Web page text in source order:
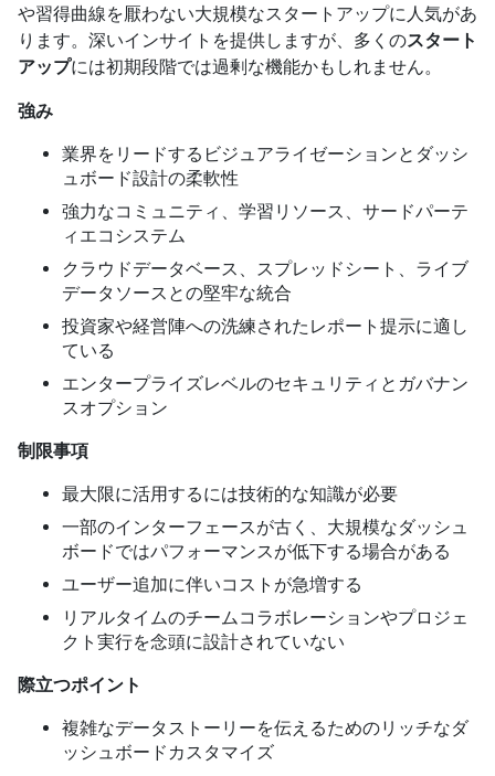
や習得曲線を厭わない大規模なスタートアップに人気があ
ります。深いインサイトを提供しますが、多くのスタート
アップには初期段階では過剰な機能かもしれません。
強み
業界をリードするビジュアライゼーションとダッシ
ュボード設計の柔軟性
強力なコミュニティ、学習リソース、サードパーテ
ィエコシステム
クラウドデータベース、スプレッドシート、ライブ
データソースとの堅牢な統合
投資家や経営陣への洗練されたレポート提示に適し
ている
エンタープライズレベルのセキュリティとガバナン
スオプション
制限事項
最大限に活用するには技術的な知識が必要
一部のインターフェースが古く、大規模なダッシュ
ボードではパフォーマンスが低下する場合がある
ユーザー追加に伴いコストが急増する
リアルタイムのチームコラボレーションやプロジェ
クト実行を念頭に設計されていない
際立つポイント
複雑なデータストーリーを伝えるためのリッチなダ
ッシュボードカスタマイズ